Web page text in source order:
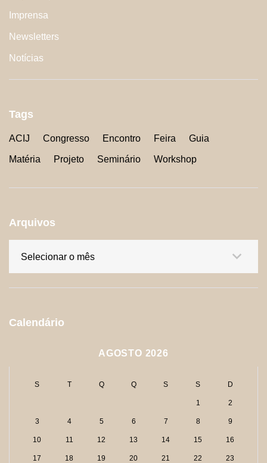
Imprensa
Newsletters
Notícias
Tags
ACIJ Congresso Encontro Feira Guia
Matéria Projeto Seminário Workshop
Arquivos
Calendário
AGOSTO 2026
S T Q Q S S D
1 2
3 4 5 6 7 8 9
10 11 12 13 14 15 16
17 18 19 20 21 22 23